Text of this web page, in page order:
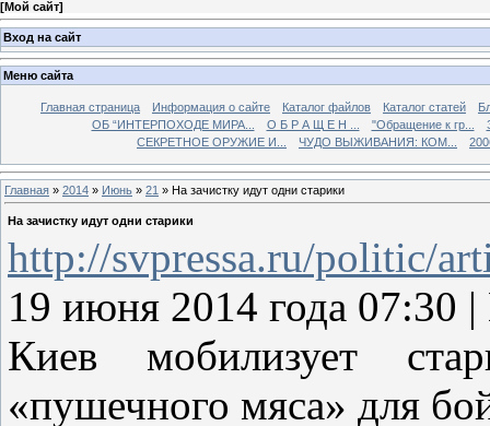
[Мой сайт]
Вход на сайт
Меню сайта
Главная страница Информация о сайте Каталог файлов Каталог статей
ОБ “ИНТЕРПОХОДЕ МИРА...
О Б Р А Щ Е Н ... "Обращение к гр...
СЕКРЕТНОЕ ОРУЖИЕ И...
ЧУДО ВЫЖИВАНИЯ: КОМ...
Главная » 2014 » Июнь » 21 » На зачистку идут одни старики
На зачистку идут одни старики
http://svpressa.ru/politic/
19 июня 2014 года
Киев мобилизует
«пушечного мяса» для